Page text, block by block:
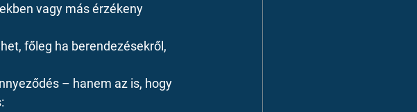
vagy más érzékeny
főleg ha berendezésekről,
– hanem az is, hogy